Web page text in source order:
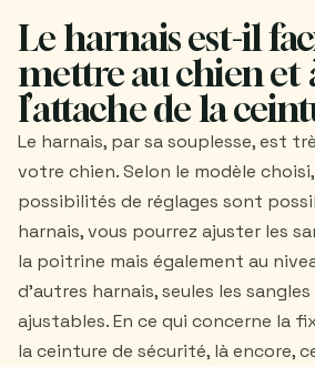
Le harnais est-il
mettre au chien et
l’attache de la
Le harnais, par sa souplesse, est
votre chien. Selon le modèle
possibilités de réglages sont
harnais, vous pourrez ajuster les
la poitrine mais également au
d'autres harnais, seules les
ajustables. En ce qui concerne la
la ceinture de sécurité, là encore,